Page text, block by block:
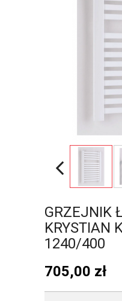
GRZEJNIK
KRYSTIAN
1240/400
705,00 zł